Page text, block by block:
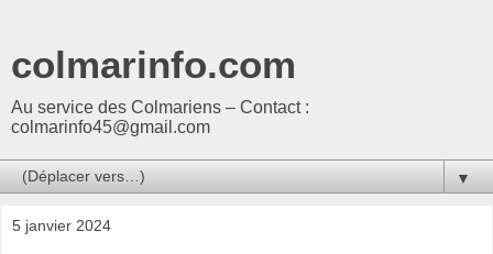
colmarinfo.com
Au service des Colmariens – Contact :
colmarinfo45@gmail.com
▼
5 janvier 2024